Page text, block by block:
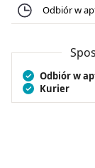
Odbiór w
Odbiór w
Kurier